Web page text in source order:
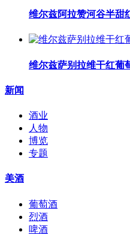
维尔兹阿拉赞河谷半甜
维尔兹萨别拉维干红葡
新闻
酒业
人物
博览
专题
美酒
葡萄酒
烈酒
啤酒